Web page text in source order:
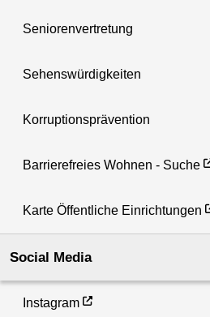
Seniorenvertretung
Sehenswürdigkeiten
Korruptionsprävention
Barrierefreies Wohnen - Suche
Karte Öffentliche Einrichtungen
Social Media
Instagram